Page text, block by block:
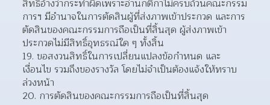
สิทธิ์อ้างว่ากระทำผิดเพราะอ่านกติกาไม่ครบถ้วนคณะกรรม
การฯ มีอำนาจในการตัดสินผู้ที่ส่งภาพเข้าประกวด และการ
ตัดสินของคณะกรรมการถือเป็นที่สิ้นสุด ผู้ส่งภาพเข้า
ประกวดไม่มีสิทธิ์อุทธรณ์ใด ๆ ทั้งสิ้น
ขอสงวนสิทธิ์ในการเปลี่ยนแปลงข้อกำหนด และ
เงื่อนไข รวมถึงของรางวัล โดยไม่จำเป็นต้องแจ้งให้ทราบ
ล่วงหน้า
การตัดสินของคณะกรรมการถือเป็นที่สิ้นสุด